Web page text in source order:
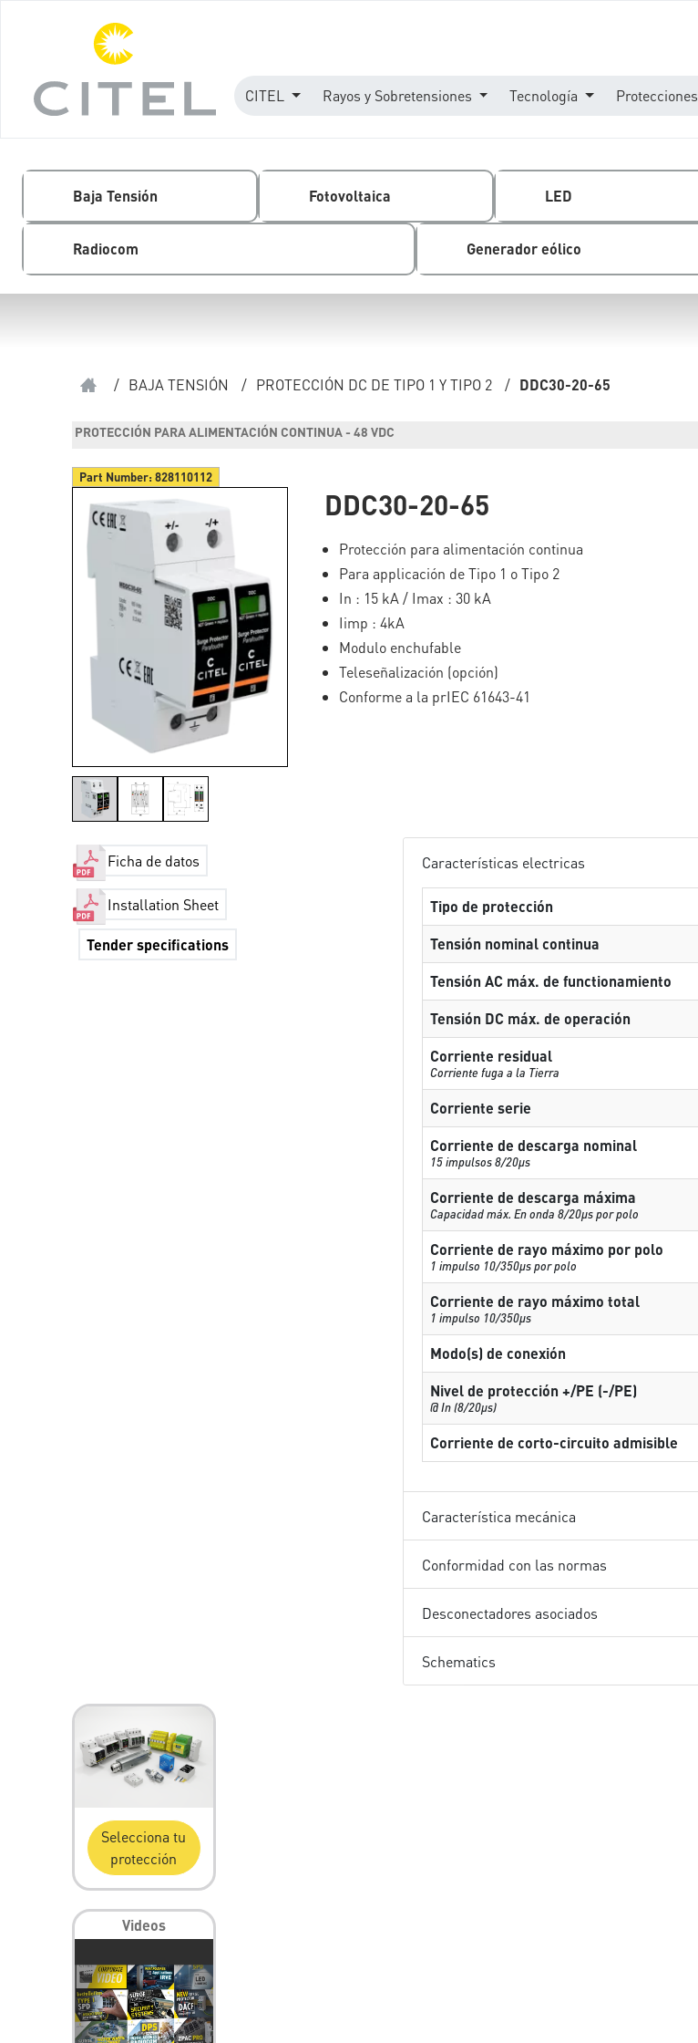
CITEL Rayos y Sobretensiones Tecnología Protecciones
Baja Tensión Fotovoltaica LED
Radiocom Generador eólico
/ BAJA TENSIÓN / PROTECCIÓN DC DE TIPO 1 Y TIPO 2 / DDC30-20-65
PROTECCIÓN PARA ALIMENTACIÓN CONTINUA - 48 VDC
Part Number:828110112
DDC30-20-65
Protección para alimentación continua
Para applicación de Tipo 1 o Tipo 2
In : 15 kA / Imax : 30 kA
Iimp : 4kA
Modulo enchufable
Teleseñalización (opción)
Conforme a la prIEC 61643-41
Ficha de datos
Installation Sheet
Tender specifications
Características electricas
Tipo de protección
Tensión nominal continua
Tensión AC máx. de functionamiento
Tensión DC máx. de operación
Corriente residual
Corriente fuga a la Tierra
Corriente serie
Corriente de descarga nominal
15 impulsos 8/20µs
Corriente de descarga máxima
Capacidad máx. En onda 8/20µs por polo
Corriente de rayo máximo por polo
1 impulso 10/350µs por polo
Corriente de rayo máximo total
1 impulso 10/350µs
Modo(s) de conexión
Nivel de protección +/PE (-/PE)
@ In (8/20µs)
Corriente de corto-circuito admisible
Característica mecánica
Conformidad con las normas
Desconectadores asociados
Schematics
Selecciona tu
protección
Videos